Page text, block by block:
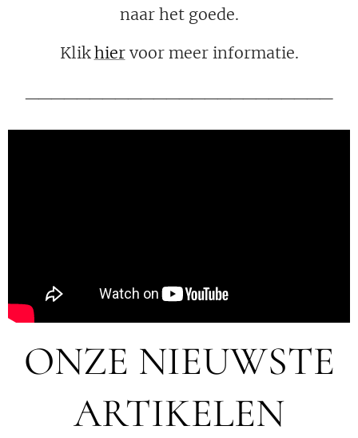
naar het goede.
Klikhiervoor meer informatie.
ONZE NIEUWSTE
ARTIKELEN